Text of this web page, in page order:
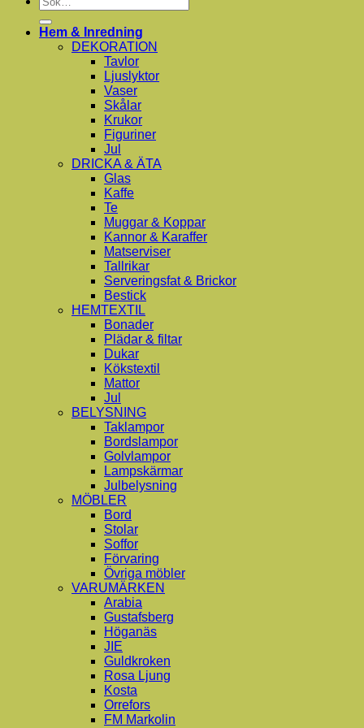
efter:
Hem & Inredning
DEKORATION
Tavlor
Ljuslyktor
Vaser
Skålar
Krukor
Figuriner
Jul
DRICKA & ÄTA
Glas
Kaffe
Te
Muggar & Koppar
Kannor & Karaffer
Matserviser
Tallrikar
Serveringsfat & Brickor
Bestick
HEMTEXTIL
Bonader
Plädar & filtar
Dukar
Kökstextil
Mattor
Jul
BELYSNING
Taklampor
Bordslampor
Golvlampor
Lampskärmar
Julbelysning
MÖBLER
Bord
Stolar
Soffor
Förvaring
Övriga möbler
VARUMÄRKEN
Arabia
Gustafsberg
Höganäs
JIE
Guldkroken
Rosa Ljung
Kosta
Orrefors
FM Markolin